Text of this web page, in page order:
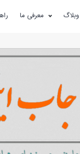
وبلاگ معرفی ما